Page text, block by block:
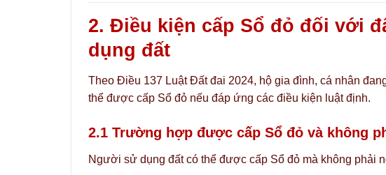
2. Điều kiện cấp Sổ đỏ đối với
dụng đất
Theo Điều 137 Luật Đất đai 2024, hộ gia đình, cá nhân
thể được cấp Sổ đỏ nếu đáp ứng các điều kiện luật định.
2.1 Trường hợp được cấp Sổ đỏ và không
Người sử dụng đất có thể được cấp Sổ đỏ mà không phải